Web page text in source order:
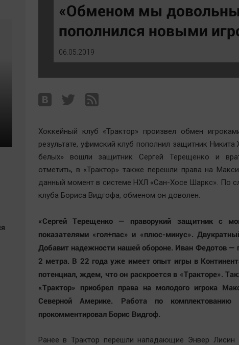
Челябинск космический
Другие рубрики
English version
Online-консультация
«Обменом мы
пополнился новыми
06.05.2019
Хоккейный клуб «Трактор» произвел обмен
результате, уфимский клуб пополнил защитник
белых» вошли защитник Сергей Терещенко и
отметить, в «Трактор» также перешли права на
данный момент в системе НХЛ «Сан-Хосе Шаркс». По
клуба Бориса Видгофа, обменом он доволен.
«Сергей Терещенко — праворукий защитник с
показателями «гол+пас» и «плюс-минус».
Добавит надежности нашей обороне. Иван Федотов —
2 метра. В 22 года уже имеет опыт игры в
потенциал, ждем, что он раскроется в «Тракторе».
«Трактор» приобрел права на молодого игрока
Северной Америке. Работа по
прокомментировал Борис Видгоф.
Ранее в Трактор перешли нападающие Энвер